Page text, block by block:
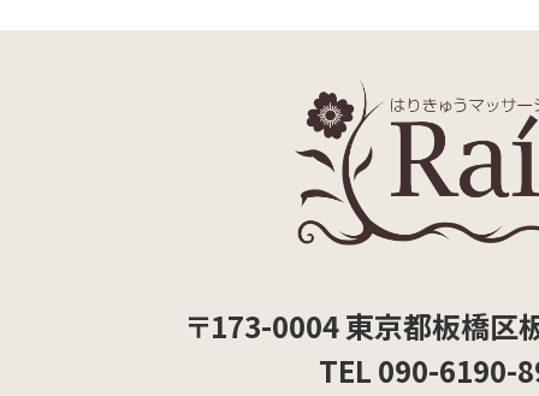
〒173-0004 東京都板橋区
TEL 090-6190-